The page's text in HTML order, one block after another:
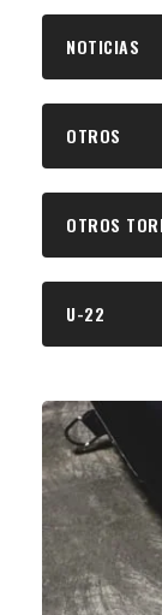
NOTICIAS
OTROS
OTROS
U-22